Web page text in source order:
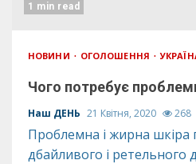
1 min read
НОВИНИ ОГОЛОШЕННЯ
Чого потребує
Наш ДЕНЬ 21 Квітня, 2020 268
Проблемна і жирна шкіра
дбайливого і ретельного